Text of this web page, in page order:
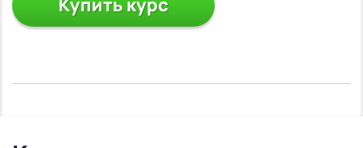
Купить курс